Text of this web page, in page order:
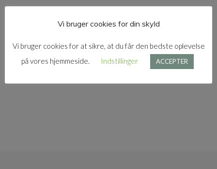
Foldeelastik sort m.
tungekant
Vi bruger cookies for din skyld
Vi bruger cookies for at sikre, at du får den bedste oplevelse
på vores hjemmeside.
Indstillinger ACCEPTER